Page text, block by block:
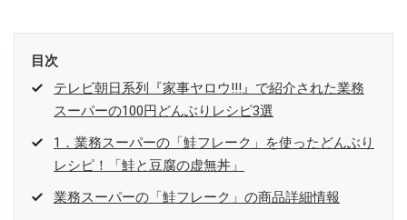
目次
テレビ朝日系列『家事ヤロウ!!!』で紹介された業務
スーパーの100円どんぶりレシピ3選
1．業務スーパーの「鮭フレーク」を使ったどんぶり
レシピ！「鮭と豆腐の虚無丼」
業務スーパーの「鮭フレーク」の商品詳細情報